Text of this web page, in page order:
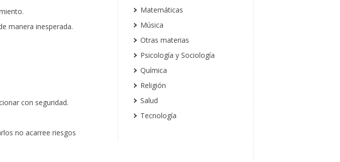
manera inesperada.
con seguridad.
no acarree riesgos
Matemáticas
Música
Otras materias
Psicología y Sociología
Química
Religión
Salud
Tecnología